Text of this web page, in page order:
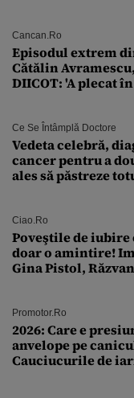
Cancan.ro
Episodul extrem
Cătălin
DIICOT: 'A plecat
Ce Se Întâmplă Doctore
Vedeta celebră,
cancer pentru a
ales să păstreze
Ciao.ro
Poveştile de iubire
doar o amintire!
Gina Pistol,
Promotor.ro
2026: Care e
anvelope pe
Cauciucurile de